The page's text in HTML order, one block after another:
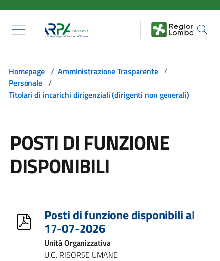
Homepage / Amministrazione Trasparente /
Personale /
Titolari di incarichi dirigenziali (dirigenti non generali)
POSTI DI FUNZIONE
DISPONIBILI
Posti di funzione disponibili al
17-07-2026
Unità Organizzativa
U.O. RISORSE UMANE